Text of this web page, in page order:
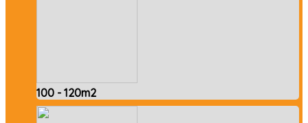
100 - 120m2